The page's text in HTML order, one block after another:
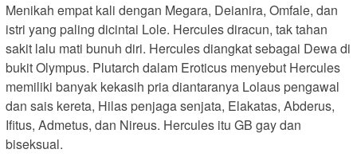
Menikah empat kali dengan Megara, Deianira, Omfale, dan
istri yang paling dicintai Lole. Hercules diracun, tak tahan
sakit lalu mati bunuh diri. Hercules diangkat sebagai Dewa di
bukit Olympus. Plutarch dalam Eroticus menyebut Hercules
memiliki banyak kekasih pria diantaranya Lolaus pengawal
dan sais kereta, Hilas penjaga senjata, Elakatas, Abderus,
Ifitus, Admetus, dan Nireus. Hercules itu GB gay dan
biseksual.